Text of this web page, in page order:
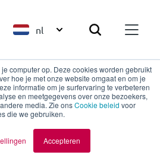
computer op. Deze cookies worden gebruikt
hoe je met onze website omgaat en om je
informatie om je surfervaring te verbeteren
en meetgegevens over onze bezoekers,
media. Zie onsCookie beleid voor
die we gebruiken.
Accepteren
nl
IP advies
van uw intellectuele